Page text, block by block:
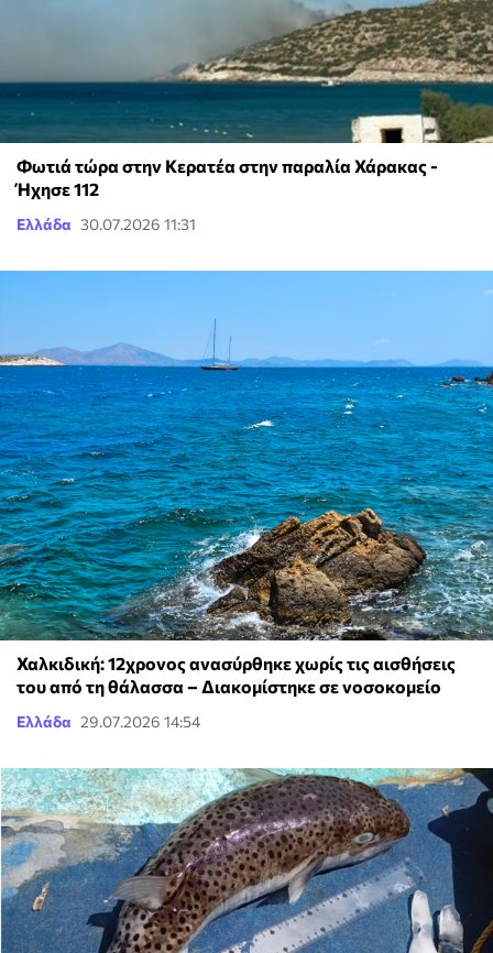
Φωτιά τώρα στην Κερατέα στην παραλία Χάρακας -
Ήχησε 112
Ελλάδα 30.07.2026 11:31
Χαλκιδική: 12χρονος ανασύρθηκε χωρίς τις αισθήσεις
του από τη θάλασσα – Διακομίστηκε σε νοσοκομείο
Ελλάδα 29.07.2026 14:54